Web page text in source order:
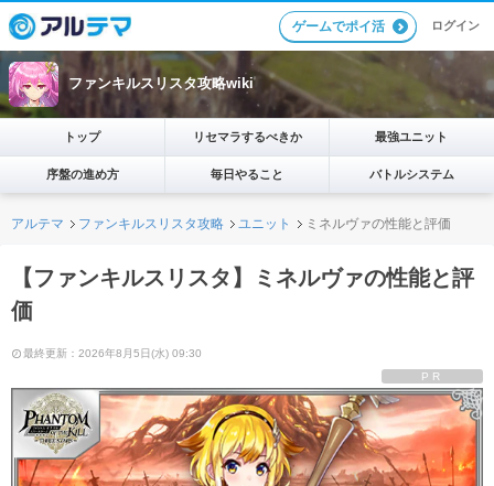
ゲームでポイ活 ログイン
ファンキルスリスタ攻略wiki
トップ リセマラするべきか 最強ユニット
序盤の進め方 毎日やること バトルシステム
アルテマ ファンキルスリスタ攻略 ユニット ミネルヴァの性能と評価
【ファンキルスリスタ】ミネルヴァの性能と評
価
最終更新：2026年8月5日(水) 09:30
PR